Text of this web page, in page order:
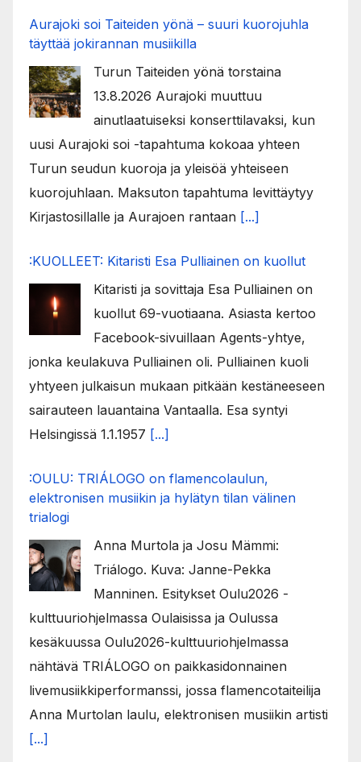
Aurajoki soi Taiteiden yönä – suuri kuorojuhla
täyttää jokirannan musiikilla
Turun Taiteiden yönä torstaina
13.8.2026 Aurajoki muuttuu
ainutlaatuiseksi konserttilavaksi, kun
uusi Aurajoki soi -tapahtuma kokoaa yhteen
Turun seudun kuoroja ja yleisöä yhteiseen
kuorojuhlaan. Maksuton tapahtuma levittäytyy
Kirjastosillalle ja Aurajoen rantaan [...]
:KUOLLEET: Kitaristi Esa Pulliainen on kuollut
Kitaristi ja sovittaja Esa Pulliainen on
kuollut 69-vuotiaana. Asiasta kertoo
Facebook-sivuillaan Agents-yhtye,
jonka keulakuva Pulliainen oli. Pulliainen kuoli
yhtyeen julkaisun mukaan pitkään kestäneeseen
sairauteen lauantaina Vantaalla. Esa syntyi
Helsingissä 1.1.1957 [...]
:OULU: TRIÁLOGO on flamencolaulun,
elektronisen musiikin ja hylätyn tilan välinen
trialogi
Anna Murtola ja Josu Mämmi:
Triálogo. Kuva: Janne-Pekka
Manninen. Esitykset Oulu2026 -
kulttuuriohjelmassa Oulaisissa ja Oulussa
kesäkuussa Oulu2026-kulttuuriohjelmassa
nähtävä TRIÁLOGO on paikkasidonnainen
livemusiikkiperformanssi, jossa flamencotaiteilija
Anna Murtolan laulu, elektronisen musiikin artisti
[...]